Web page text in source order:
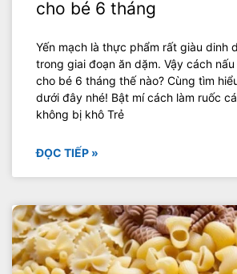
cho bé 6 tháng
Yến mạch là thực phẩm rất giàu dinh
trong giai đoạn ăn dặm. Vậy cách
cho bé 6 tháng thế nào? Cùng tìm
dưới đây nhé! Bật mí cách làm ruốc
không bị khô Trẻ
ĐỌC TIẾP »